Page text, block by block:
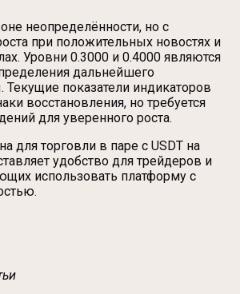
неопределённости, но с
при положительных новостях и
Уровни 0.3000 и 0.4000 являются
дальнейшего
Текущие показатели индикаторов
восстановления, но требуется
для уверенного роста.
для торговли в паре с USDT на
удобство для трейдеров и
использовать платформу с